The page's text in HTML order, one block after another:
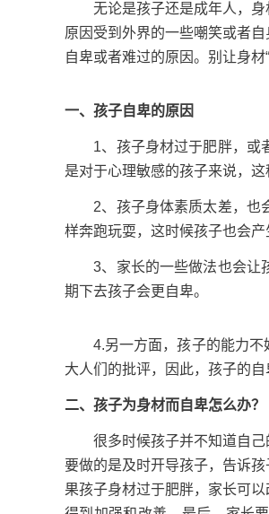
无论是孩子还是成年人，身
原因受到外界的一些嘲笑或者
自卑或者难过的原因。别让身
一、孩子自卑的原因
1、孩子身材过于肥胖，或者
是对于心理敏感的孩子来说，
2、孩子身体素质太差，也会
样奔跑玩耍，这时候孩子也会产
3、家长的一些做法也会让孩
期下去孩子会更自卑。
4.另一方面，孩子的能力不好
大人们的批评，因此，孩子的自
二、孩子为身材而自卑怎么办？
很多时候孩子并不知道自己
要做的是及时开导孩子，告诉
果孩子身材过于肥胖，家长可